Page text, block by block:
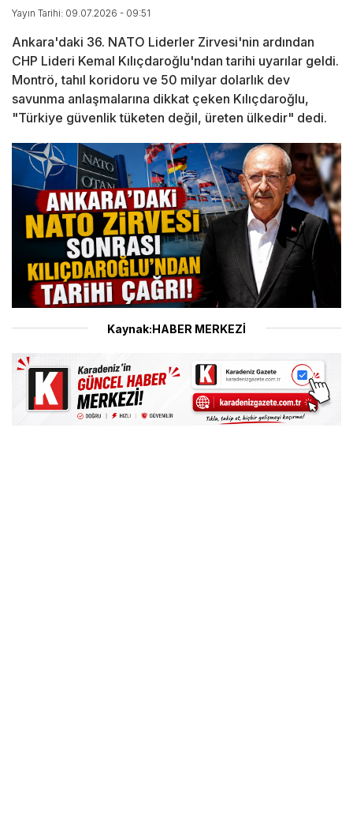
Yayın Tarihi: 09.07.2026 - 09:51
Ankara'daki 36. NATO Liderler Zirvesi'nin ardından
CHP Lideri Kemal Kılıçdaroğlu'ndan tarihi uyarılar geldi.
Montrö, tahıl koridoru ve 50 milyar dolarlık dev
savunma anlaşmalarına dikkat çeken Kılıçdaroğlu,
"Türkiye güvenlik tüketen değil, üreten ülkedir" dedi.
Kaynak:HABER MERKEZİ